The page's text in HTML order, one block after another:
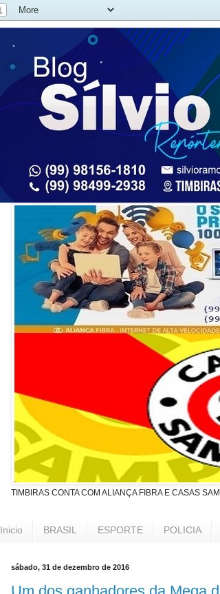
TIMBIRAS CONTA COM ALIANÇA FIBRA E CASAS
Inicio BRASIL ESPORTE POLICIA
sábado, 31 de dezembro de 2016